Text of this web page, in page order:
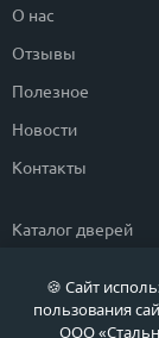
О нас
Отзывы
Полезное
Новости
Контакты
Каталог дверей
Популярные
🍪 Сайт
пользования
ООО